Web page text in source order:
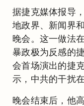
据捷克媒体报导
地政界、新闻界
晚会。这一做法
暴政极为反感的
会首场演出的捷
示，中共的干扰
晚会结束后，他